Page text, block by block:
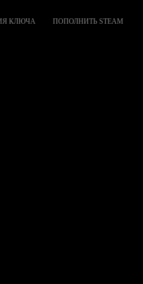
КЛЮЧА ПОПОЛНИТЬ STEAM